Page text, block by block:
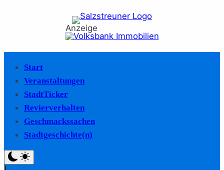
Anzeige
Start
Veranstaltungen
StadtTicker
Revierverhalten
Geschmackssachen
Stadtgeschichte(n)